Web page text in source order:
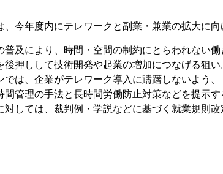
、今年度内にテレワークと副業・兼業の拡大に向
普及により、時間・空間の制約にとらわれない働
後押しして技術開発や起業の増加につなげる狙い
では、企業がテレワーク導入に躊躇しないよう、
間管理の手法と長時間労働防止対策などを提示す
対しては、裁判例・学説などに基づく就業規則改